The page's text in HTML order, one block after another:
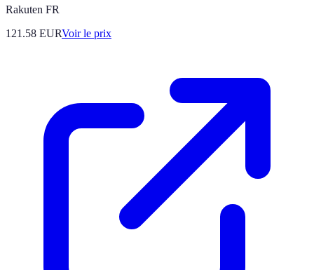
Rakuten FR
121.58 EURVoir le prix